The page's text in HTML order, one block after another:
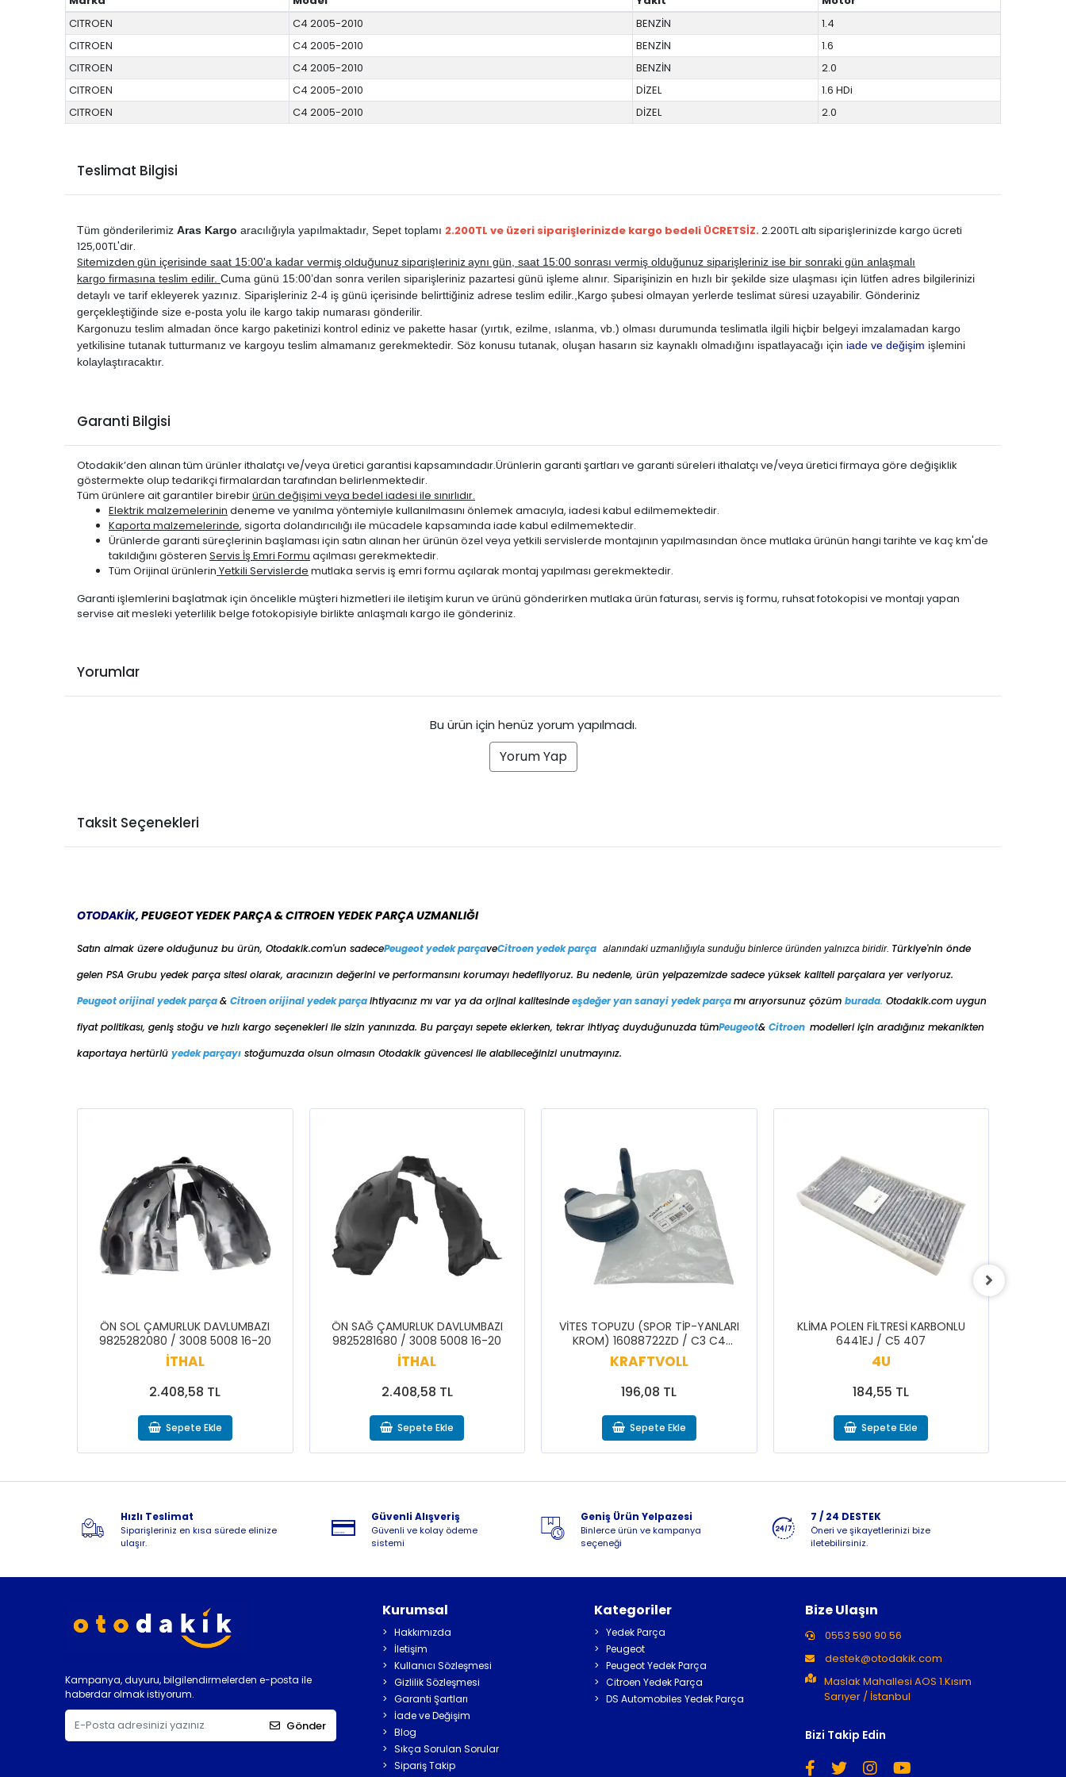
CITROEN
C4 2005-2010 BENZİN
1.4
CITROEN
C4 2005-2010 BENZİN
1.6
CITROEN
C4 2005-2010 BENZİN
2.0
CITROEN
C4 2005-2010 DİZEL
1.6 HDi
CITROEN
C4 2005-2010 DİZEL 2.0
Teslimat Bilgisi
Tüm gönderilerimiz Aras Kargo aracılığıyla yapılmaktadır, Sepet toplamı 2.200TL ve üzeri siparişlerinizde kargo bedeli ÜCRETSİZ.2.200TL altı siparişlerinizde kargo ücreti
125,00TL'dir.
Sitemizden gün içerisinde saat 15:00'a kadar vermiş olduğunuz siparişleriniz aynı gün, saat 15:00 sonrası vermiş olduğunuz siparişleriniz ise bir sonraki gün anlaşmalı
kargo firmasına teslim edilir. Cuma günü 15:00’dan sonra verilen siparişleriniz pazartesi günü işleme alınır. Siparişinizin en hızlı bir şekilde size ulaşması için lütfen adres bilgilerinizi
detaylı ve tarif ekleyerek yazınız. Siparişleriniz 2-4 iş günü içerisinde belirttiğiniz adrese teslim edilir., Kargo şubesi olmayan yerlerde teslimat süresi uzayabilir. Gönderiniz
gerçekleştiğinde size e-posta yolu ile kargo takip numarası gönderilir.
Kargonuzu teslim almadan önce kargo paketinizi kontrol ediniz ve pakette hasar (yırtık, ezilme, ıslanma, vb.) olması durumunda teslimatla ilgili hiçbir belgeyi imzalamadan kargo
yetkilisine tutanak tutturmanız ve kargoyu teslim almamanız gerekmektedir. Söz konusu tutanak, oluşan hasarın siz kaynaklı olmadığını ispatlayacağı için iade ve değişim işlemini
kolaylaştıracaktır.
Garanti Bilgisi
Otodakik’den alınan tüm ürünler ithalatçı ve/veya üretici garantisi kapsamındadır.Ürünlerin garanti şartları ve garanti süreleri ithalatçı ve/veya üretici firmaya göre değişiklik
göstermekte olup tedarikçi firmalardan tarafından belirlenmektedir.
Tüm ürünlere ait garantiler birebirürün değişimi veya bedel iadesi ile sınırlıdır.
Elektrik malzemelerinin deneme ve yanılma yöntemiyle kullanılmasını önlemek amacıyla, iadesi kabul edilmemektedir.
Kaporta malzemelerinde, sigorta dolandırıcılığı ile mücadele kapsamında iade kabul edilmemektedir.
Ürünlerde garanti süreçlerinin başlaması için satın alınan her ürünün özel veya yetkili servislerde montajının yapılmasından önce mutlaka ürünün hangi tarihte ve kaç km'de
takıldığını gösteren Servis İş Emri Formu açılması gerekmektedir.
Tüm Orijinal ürünlerin Yetkili Servislerde mutlaka servis iş emri formu açılarak montaj yapılması gerekmektedir.
Garanti işlemlerini başlatmak için öncelikle müşteri hizmetleri ile iletişim kurun ve ürünü gönderirken mutlaka ürün faturası, servis iş formu, ruhsat fotokopisi ve montajı yapan
servise ait mesleki yeterlilik belge fotokopisiyle birlikte anlaşmalı kargo ile gönderiniz.
Yorumlar
Bu ürün için henüz yorum yapılmadı.
Yorum Yap
Taksit Seçenekleri
OTODAKİK, PEUGEOT YEDEK PARÇA & CITROEN YEDEK PARÇA UZMANLIĞI
Satın almak üzere olduğunuz bu ürün, Otodakik.com'un sadecePeugeot yedek parçaveCitroen yedek parça alanındaki uzmanlığıyla sunduğu binlerce üründen yalnızca biridir. Türkiye'nin önde
gelen PSA Grubu yedek parça sitesi olarak, aracınızın değerini ve performansını korumayı hedefliyoruz. Bu nedenle, ürün yelpazemizde sadece yüksek kaliteli parçalara yer veriyoruz.
Peugeot orijinal yedek parça& Citroen orijinal yedek parçaihtiyacınız mı var ya da orjinal kalitesindeeşdeğeryan sanayi yedek parçamı arıyorsunuz çözüm burada. Otodakik.com uygun
fiyat politikası, geniş stoğu ve hızlı kargo seçenekleri ile sizin yanınızda. Bu parçayı sepete eklerken, tekrar ihtiyaç duyduğunuzda tümPeugeot& Citroen modelleri için aradığınız mekanikten
kaportaya hertürlü yedek parçayı stoğumuzda olsun olmasın Otodakik güvencesi ile alabileceğinizi unutmayınız.
ÖN SOL ÇAMURLUK DAVLUMBAZI
9825282080 / 3008 5008 16-20
İTHAL
2.408,58 TL
Sepete Ekle
ÖN SAĞ ÇAMURLUK DAVLUMBAZI
9825281680 / 3008 5008 16-20
İTHAL
2.408,58 TL
Sepete Ekle
VİTES TOPUZU (SPOR TİP-YANLARI
KROM) 16088722ZD / C3 C4
CELYSEE C3 BERLİNGO 308 3008
5008 PARTNER RİFTER
KRAFTVOLL
196,08 TL
Sepete Ekle
KLİMA POLEN FİLTRESİ KARBONLU
6441EJ / C5 407
4U
184,55 TL
Sepete Ekle
Hızlı Teslimat
Siparişleriniz en kısa sürede elinize
ulaşır.
Güvenli Alışveriş
Güvenli ve kolay ödeme
sistemi
Geniş Ürün Yelpazesi
Binlerce ürün ve kampanya
seçeneği
7 / 24 DESTEK
Öneri ve şikayetlerinizi bize
iletebilirsiniz.
Kampanya, duyuru, bilgilendirmelerden e-posta ile
haberdar olmak istiyorum.
Gönder
Kurumsal
Hakkımızda
İletişim
Kullanıcı Sözleşmesi
Gizlilik Sözleşmesi
Garanti Şartları
İade ve Değişim
Blog
Sıkça Sorulan Sorular
Sipariş Takip
Kategoriler
Yedek Parça
Peugeot
Peugeot Yedek Parça
Citroen Yedek Parça
DS Automobiles Yedek Parça
Bize Ulaşın
0553 590 90 56
destek@otodakik.com
Maslak Mahallesi AOS 1.Kısım
Sarıyer / İstanbul
Bizi Takip Edin